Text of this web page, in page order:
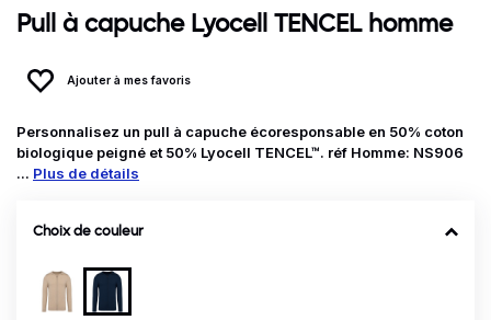
Pull à capuche Lyocell TENCEL homme
Ajouter à mes favoris
Personnalisez un pull à capuche écoresponsable en 50% coton
biologique peigné et 50% Lyocell TENCEL™. réf Homme: NS906
... Plus de détails
Choix de couleur